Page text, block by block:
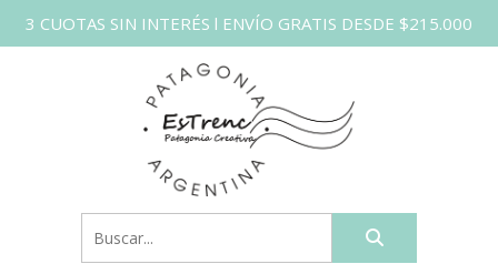
3 CUOTAS SIN INTERÉS l ENVÍO GRATIS DESDE $215.000